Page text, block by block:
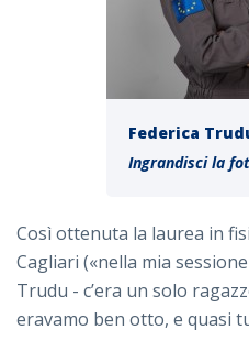
Federica
Ingrandisci la
Così ottenuta la laurea in
Cagliari («nella mia
Trudu - c’era un solo
eravamo ben otto, e quasi